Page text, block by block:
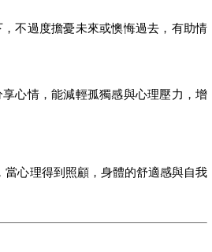
不過度擔憂未來或懊悔過去，有助情
心情，能減輕孤獨感與心理壓力，增
當心理得到照顧，身體的舒適感與自我